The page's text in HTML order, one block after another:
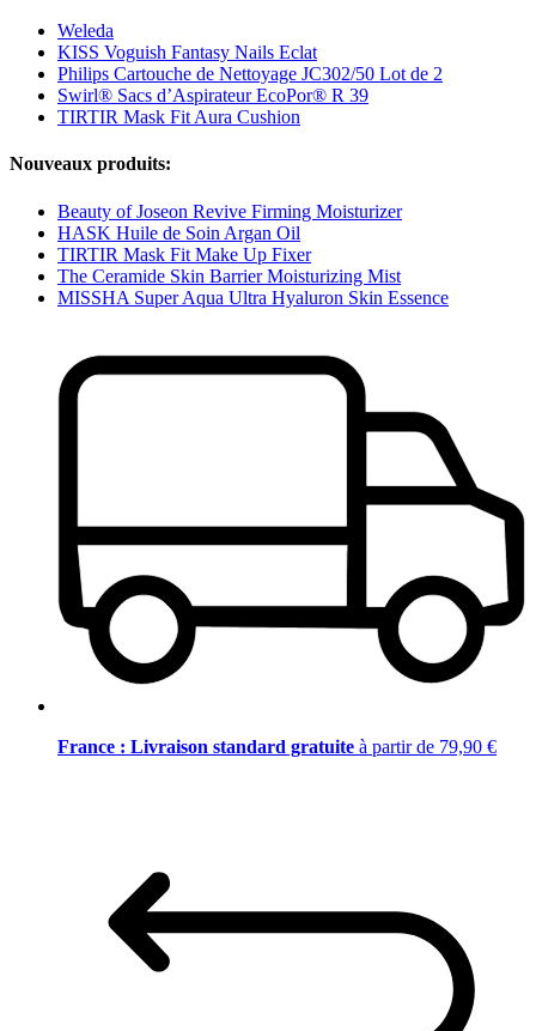
Weleda
KISS Voguish Fantasy Nails Eclat
Philips Cartouche de Nettoyage JC302/50 Lot de 2
Swirl® Sacs d’Aspirateur EcoPor® R 39
TIRTIR Mask Fit Aura Cushion
Nouveaux produits:
Beauty of Joseon Revive Firming Moisturizer
HASK Huile de Soin Argan Oil
TIRTIR Mask Fit Make Up Fixer
The Ceramide Skin Barrier Moisturizing Mist
MISSHA Super Aqua Ultra Hyaluron Skin Essence
France : Livraison standard gratuite à partir de 79,90 €